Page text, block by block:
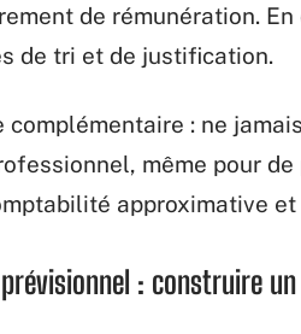
de rémunération.
de tri et de justification.
complémentaire : ne
même pour
approximative
: construire